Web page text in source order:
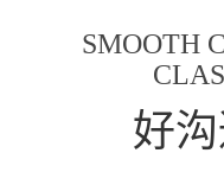
SMOOTH
好